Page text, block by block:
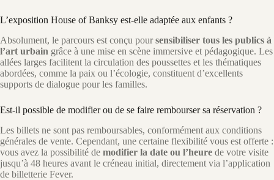
L’exposition House of Banksy est-elle adaptée aux enfants ?
Absolument, le parcours est conçu poursensibiliser tous les publics à
l’art urbain grâce à une mise en scène immersive et pédagogique. Les
allées larges facilitent la circulation des poussettes et les thématiques
abordées, comme la paix ou l’écologie, constituent d’excellents
supports de dialogue pour les familles.
Est-il possible de modifier ou de se faire rembourser sa réservation ?
Les billets ne sont pas remboursables, conformément aux conditions
générales de vente. Cependant, une certaine flexibilité vous est offerte :
vous avez la possibilité de modifier la date ou l’heure de votre visite
jusqu’à 48 heures avant le créneau initial, directement via l’application
de billetterie Fever.